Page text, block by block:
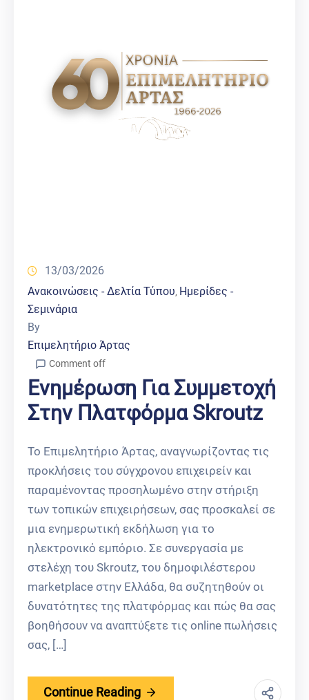
13/03/2026
Ανακοινώσεις - Δελτία Τύπου‚ Ημερίδες -
Σεμινάρια
By
Επιμελητήριο Άρτας
Comment off
Ενημέρωση Για Συμμετοχή
Στην Πλατφόρμα Skroutz
Το Επιμελητήριο Άρτας, αναγνωρίζοντας τις
προκλήσεις του σύγχρονου επιχειρείν και
παραμένοντας προσηλωμένο στην στήριξη
των τοπικών επιχειρήσεων, σας προσκαλεί σε
μια ενημερωτική εκδήλωση για το
ηλεκτρονικό εμπόριο. Σε συνεργασία με
στελέχη του Skroutz, του δημοφιλέστερου
marketplace στην Ελλάδα, θα συζητηθούν οι
δυνατότητες της πλατφόρμας και πώς θα σας
βοηθήσουν να αναπτύξετε τις online πωλήσεις
σας, […]
Continue Reading